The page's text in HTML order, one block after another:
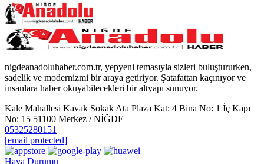
nigdeanadoluhaber.com.tr, yepyeni temasıyla sizleri buluştururken,
sadelik ve modernizmi bir araya getiriyor. Şatafattan kaçınıyor ve
insanlara haber okuyabilecekleri bir altyapı sunuyor.
Kale Mahallesi Kavak Sokak Ata Plaza Kat: 4 Bina No: 1 İç Kapı
No: 15 51100 Merkez / NİĞDE
05325280151
[email protected]
Hava Durumu